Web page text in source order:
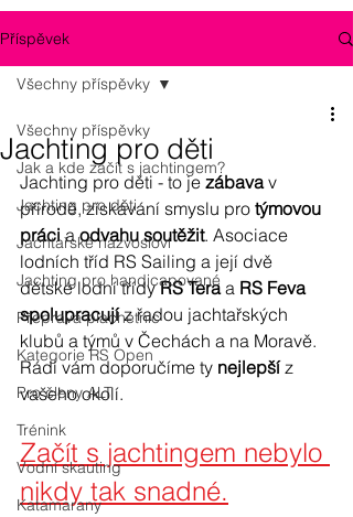
Příspěvek
Všechny příspěvky
Jak a kde začít s jachtingem?
Jachting pro děti
Jachtařské názvosloví
Jachting pro handicapované
Přeprava plachetnic
Kategorie RS Open
Pro členy ALT
Trénink
Vodní skauting
Katamarany
Všechny příspěvky
Jachting pro děti
Jachting pro děti - to je zábava v
přírodě, získávání smyslu pro týmovou
práci a odvahu soutěžit. Asociace
lodních tříd RS Sailing a její dvě
dětské lodní třídy RS Tera a RS Feva
spolupracují z řadou jachtařských
klubů a týmů v Čechách a na Moravě.
Rádi vám doporučíme ty nejlepší z
vašeho okolí.
Začít s jachtingem nebylo
nikdy tak snadné.